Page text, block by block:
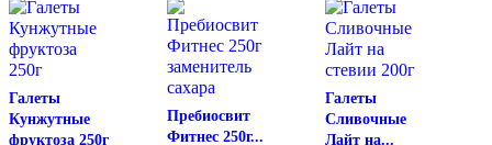
Галеты
Кунжутные
фруктоза 250г
Пребиосвит
Фитнес 250г...
Галеты
Сливочные
Лайт на...